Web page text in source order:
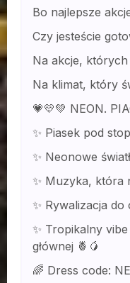
Bo najlepsze
Czy jesteście
Na akcje,
Na klimat, który
💗💛💚 NEON.
✨ Piasek pod
✨ Neonowe
✨ Muzyka, która
✨ Rywalizacja do
✨ Tropikalny
głównej 🍍🥭
🌈 Dress code: